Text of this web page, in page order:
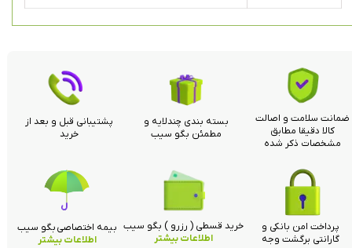
ضمانت سلامت و اصالت
کالا دقیقا مطابق
مشخصات ذکر شده
بسته بندی چندلایه و
مطمئن بگو سیب
پشتیبانی قبل و بعد از
خرید
خرید قسطی ( رزرو ) بگو سیب
اطلاعات بیشتر
پرداخت امن بانکی و
گارانتی برگشت وجه
بیمه اختصاصی بگو سیب
اطلاعات بیشتر